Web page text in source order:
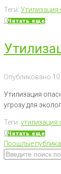
Теги: Утилизация
0Читать еще
Опубликовано
Утилизация
угрозу для
Теги: утилизация
0Читать еще
Прошлые
публикации
Прошлые
Search